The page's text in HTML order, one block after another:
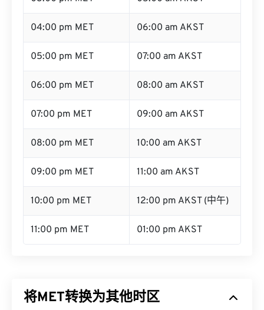
04:00 pm MET 06:00 am AKST
05:00 pm MET 07:00 am AKST
06:00 pm MET 08:00 am AKST
07:00 pm MET 09:00 am AKST
08:00 pm MET 10:00 am AKST
09:00 pm MET 11:00 am AKST
10:00 pm MET 12:00 pm AKST (中午)
11:00 pm MET 01:00 pm AKST
将MET转换为其他时区